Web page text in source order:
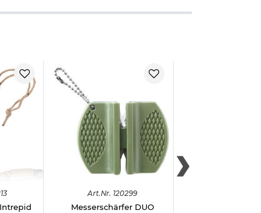
Art.Nr. 120299
Messerschärfer DUO